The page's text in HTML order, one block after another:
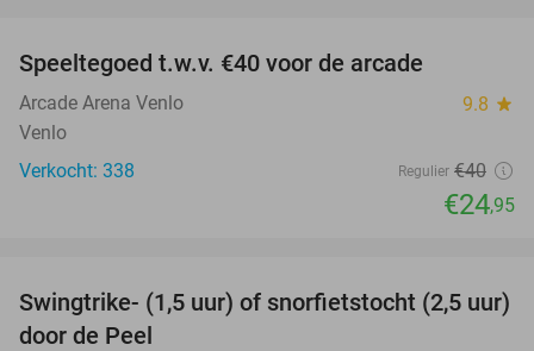
Speeltegoed t.w.v. €40 voor de arcade
Arcade Arena Venlo 9.8 star
Venlo
Verkocht: 338
Regulier €40
€24,95
30%
Swingtrike- (1,5 uur) of snorfietstocht (2,5 uur)
door de Peel